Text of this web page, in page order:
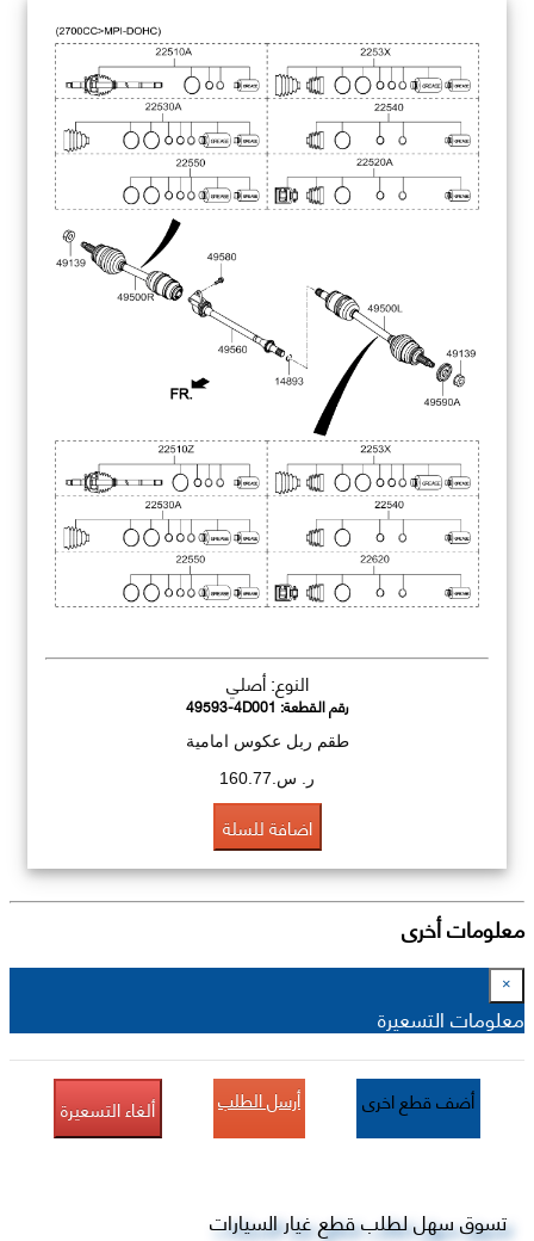
النوع: أصلي
رقم القطعة:49593-4D001
طقم ربل عكوس امامية
ر. س.160.77
اضافة للسلة
معلومات أخرى
×
معلومات التسعيرة
أضف قطع اخرى أرسل الطلب ألغاء التسعيرة
تسوق سهل لطلب قطع غيار السيارات